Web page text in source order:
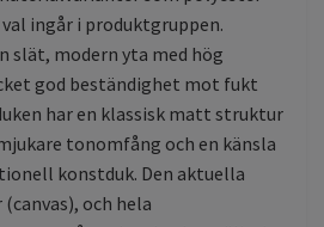
ingår i produktgruppen.
slät, modern yta med hög
god beständighet mot fukt
har en klassisk matt struktur
tonomfång och en känsla
konstduk. Den aktuella
och hela